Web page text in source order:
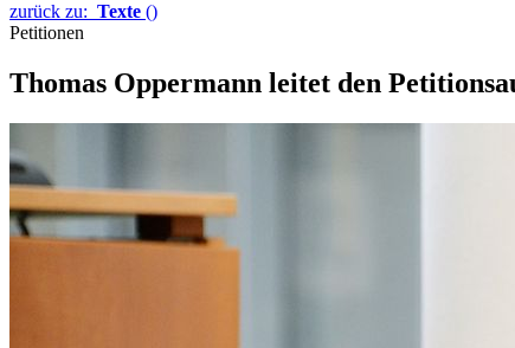
zurück zu: Texte ()
Petitionen
Thomas Oppermann leitet den